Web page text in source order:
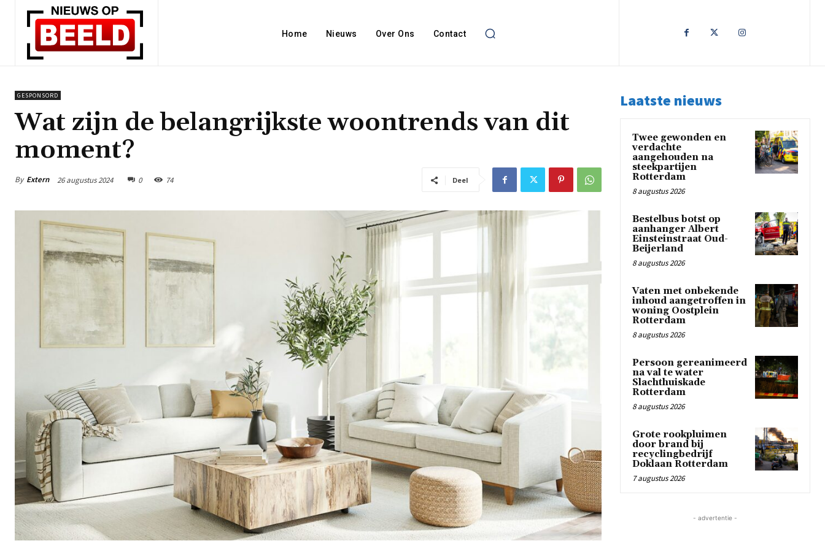
Home Nieuws Over Ons Contact
GESPONSORD
Wat zijn de belangrijkste woontrends van dit
moment?
By Extern 26 augustus 2024 0 74 Deel
Laatste nieuws
Twee gewonden en
verdachte
aangehouden na
steekpartijen
Rotterdam
8 augustus 2026
Bestelbus botst op
aanhanger Albert
Einsteinstraat Oud-
Beijerland
8 augustus 2026
Vaten met onbekende
inhoud aangetroffen in
woning Oostplein
Rotterdam
8 augustus 2026
Persoon gereanimeerd
na val te water
Slachthuiskade
Rotterdam
8 augustus 2026
Grote rookpluimen
door brand bij
recyclingbedrijf
Doklaan Rotterdam
7 augustus 2026
- advertentie -